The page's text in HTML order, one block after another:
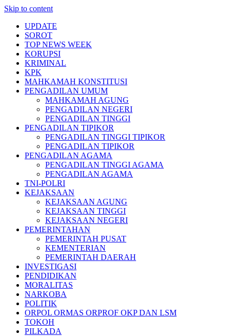
Skip to content
UPDATE
SOROT
TOP NEWS WEEK
KORUPSI
KRIMINAL
KPK
MAHKAMAH KONSTITUSI
PENGADILAN UMUM
MAHKAMAH AGUNG
PENGADILAN NEGERI
PENGADILAN TINGGI
PENGADILAN TIPIKOR
PENGADILAN TINGGI TIPIKOR
PENGADILAN TIPIKOR
PENGADILAN AGAMA
PENGADILAN TINGGI AGAMA
PENGADILAN AGAMA
TNI-POLRI
KEJAKSAAN
KEJAKSAAN AGUNG
KEJAKSAAN TINGGI
KEJAKSAAN NEGERI
PEMERINTAHAN
PEMERINTAH PUSAT
KEMENTERIAN
PEMERINTAH DAERAH
INVESTIGASI
PENDIDIKAN
MORALITAS
NARKOBA
POLITIK
ORPOL ORMAS ORPROF OKP DAN LSM
TOKOH
PILKADA